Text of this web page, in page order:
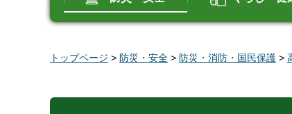
トップページ > 防災・安全 > 防災・消防・国民保護 >